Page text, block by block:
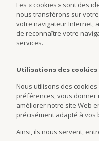
Les « cookies » sont des
nous transférons sur
votre navigateur Internet,
de reconnaître votre
services.
Utilisations des cookies
Nous utilisons des
préférences, vous donner
améliorer notre site Web
précisément adapté à vos
Ainsi, ils nous servent,